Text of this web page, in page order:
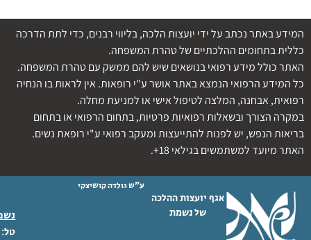
המידע באתר נכתב על ידי יועצות הלכה, בליווי רבנים, כדי לתת הדרכה
כללית בתחומים ההלכתיים של טהרת המשפחה.
האתר כולל מידע רפואי בנושאים שיש להם ממשק עם טהרת המשפחה.
כל המידע הרפואי הנמצא באתר אושר ע"י רופאות. אין לראות בו הנחיה
רפואית, אבחנה, המלצה לטיפול אישי או למניעת מחלה.
במקרה הצורך ובשאלות רפואיות פרטיות, בתחום הרפואי או בתחום
בריאות הנפש, יש לפנות להתייעצות ומעקב רפואי ע"י רופאת נשים.
האתר מיועד למשתמשים בגילאי 18+.
אגף יועצות ההלכה
של נשמת
ע"ש גולדה קושיצקי
טל: 02-6404333